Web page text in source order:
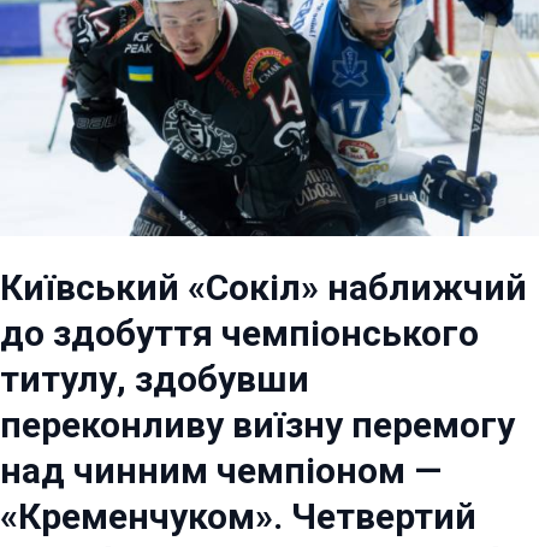
Київський «Сокіл» наближчий
до здобуття чемпіонського
титулу, здобувши
переконливу виїзну перемогу
над чинним чемпіоном —
«Кременчуком». Четвертий